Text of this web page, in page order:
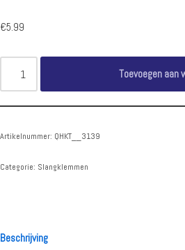
€5.99
Toevoegen aan
Artikelnummer: QHKT__3139
Categorie: Slangklemmen
Beschrijving